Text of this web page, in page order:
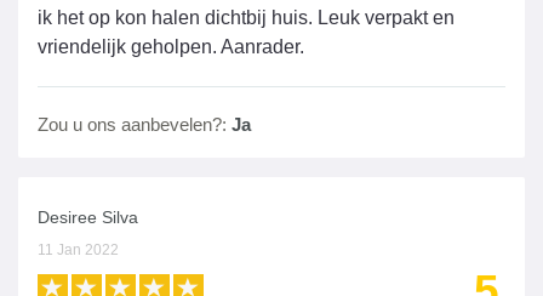
ik het op kon halen dichtbij huis. Leuk verpakt en
vriendelijk geholpen. Aanrader.
Zou u ons aanbevelen?: Ja
Desiree Silva
11 Jan 2022